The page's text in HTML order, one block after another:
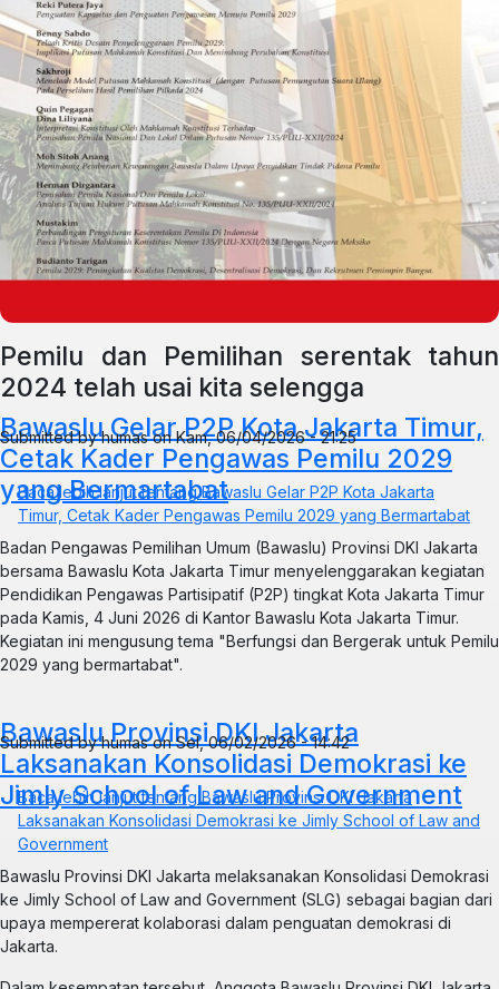
Pemilu dan Pemilihan serentak tahun
2024 telah usai kita selengga
Bawaslu Gelar P2P Kota Jakarta Timur,
Cetak Kader Pengawas Pemilu 2029
yang Bermartabat
Submitted byhumasonKam, 06/04/2026 - 21:25
Baca lebih lanjuttentang Bawaslu Gelar P2P Kota Jakarta
Timur, Cetak Kader Pengawas Pemilu 2029 yang Bermartabat
Badan Pengawas Pemilihan Umum (Bawaslu) Provinsi DKI Jakarta
bersama Bawaslu Kota Jakarta Timur menyelenggarakan kegiatan
Pendidikan Pengawas Partisipatif (P2P) tingkat Kota Jakarta Timur
pada Kamis, 4 Juni 2026 di Kantor Bawaslu Kota Jakarta Timur.
Kegiatan ini mengusung tema "Berfungsi dan Bergerak untuk Pemilu
2029 yang bermartabat".
Bawaslu Provinsi DKI Jakarta
Laksanakan Konsolidasi Demokrasi ke
Jimly School of Law and Government
Submitted byhumasonSel, 06/02/2026 - 14:42
Baca lebih lanjuttentang Bawaslu Provinsi DKI Jakarta
Laksanakan Konsolidasi Demokrasi ke Jimly School of Law and
Government
Bawaslu Provinsi DKI Jakarta melaksanakan Konsolidasi Demokrasi
ke Jimly School of Law and Government (SLG) sebagai bagian dari
upaya mempererat kolaborasi dalam penguatan demokrasi di
Jakarta.